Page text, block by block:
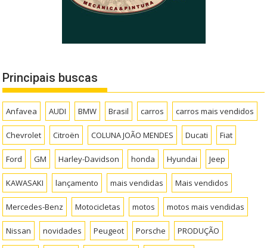
Principais buscas
Anfavea AUDI BMW Brasil carros carros mais vendidos
Chevrolet Citroën COLUNA JOÃO MENDES Ducati Fiat
Ford GM Harley-Davidson honda Hyundai Jeep
KAWASAKI lançamento mais vendidas Mais vendidos
Mercedes-Benz Motocicletas motos motos mais vendidas
Nissan novidades Peugeot Porsche PRODUÇÃO